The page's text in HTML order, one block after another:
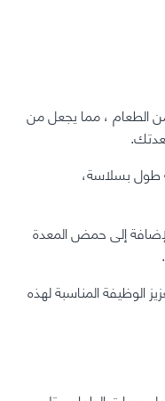
الطعام ، مما يجعل من
طول بسلاسة،
إلى حمض المعدة
الوظيفة المناسبة لهذه